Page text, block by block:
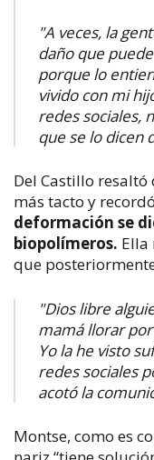
"A veces, la
daño que
porque lo
vivido con mi
redes sociales,
que se lo dicen
Del Castillo
más tacto y
deformación se
biopolímeros. Ella
que
"Dios libre
mamá llorar
Yo la he visto
redes sociales
acotó la
Montse, como es